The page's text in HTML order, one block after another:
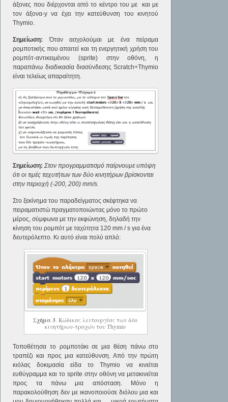
άξονες που διέρχονται από το κέντρο του με και με
τον άξονα-y να έχει την κατεύθυνση του κινητού
Thymio.
Σημείωση: Όταν ασχολούμαι με ένα πείραμα
ρομποτικής που απαιτεί και τη ενεργητική χρήση του
ρομπότ-αντικειμένου (sprite) στην οθόνη, η
παραπάνω διαδικασία διασύνδεσης Scratch+Thymio
είναι τελείως απαραίτητη.
Σημείωση: Στον προγραμματισμό παίρνουμε υπόψη
ότι οι τιμές ταχυτήτων των δύο κινητήρων βρίσκονται
στην περιοχή (-200, 200)mm/s.
Στο ξεκίνημα του παραδείγματος σκέφτηκα να
πειραματιστώ πραγματοποιώντας μόνο το πρώτο
μέρος, σύμφωνα με την εκφώνηση, δηλαδή την
κίνηση του ρομπότ με ταχύτητα 120 mm / s για ένα
δευτερόλεπτο. Κι αυτό είναι πολύ απλό:
Σχήμα 3. Κώδικας λειτουργίας των δύο
κινητήρων-τροχών του Thymio
Τοποθέτησα το ρομποτάκι σε μια θέση πάνω στο
τραπέζι και προς μια κατεύθυνση. Από την πρώτη
κιόλας δοκιμασία είδα το Thymio να κινείται
ευθύγραμμα και το sprite στην οθόνη να μετακινείται
προς τα πάνω μια απόσταση. Μόνο η
παρακολούθηση δεν με ικανοποιούσε διόλου μια και